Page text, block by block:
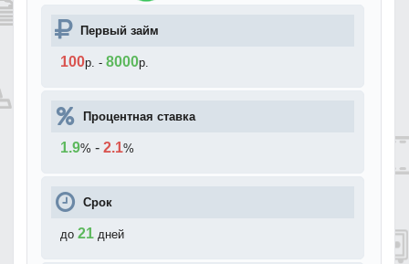
Первый займ
100р. - 8000р.
Процентная ставка
1.9% - 2.1%
Срок
до 21 дней